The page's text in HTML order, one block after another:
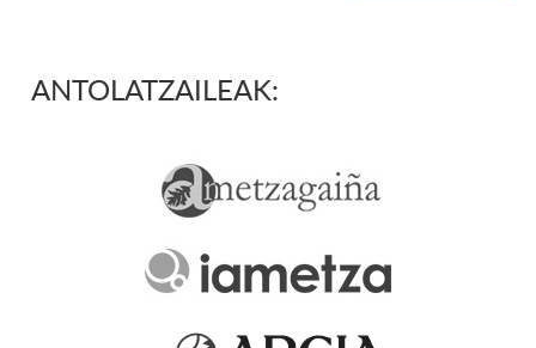
ANTOLATZAILEAK: